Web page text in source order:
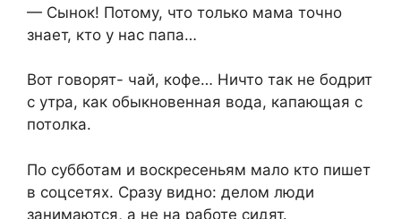
— Сынок! Потому, что только мама точно
знает, кто у нас папа…
Вот говорят- чай, кофе… Ничто так не бодрит
с утра, как обыкновенная вода, капающая с
потолка.
По субботам и воскресеньям мало кто пишет
в соцсетях. Сразу видно: делом люди
занимаются, а не на работе сидят.